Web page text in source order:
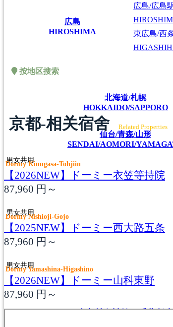
広島
HIROSHIMA
広島/広島
東広島/西
按地区搜索
北海道/札幌
HOKKAIDO/SAPPORO
仙台/青森/山形
SENDAI/AOMORI/
東京/神奈川/埼玉/千葉/栃木
京都-相关宿舍 Related Properties
男女共用
Dormy Kinugasa-Tohjiin
【2026NEW】ドーミー衣笠等持院
87,960 円～
男女共用
Dormy Nishioji-Gojo
【2025NEW】ドーミー西大路五条
87,960 円～
男女共用
Dormy Yamashina-Higashino
【2026NEW】ドーミー山科東野
87,960 円～